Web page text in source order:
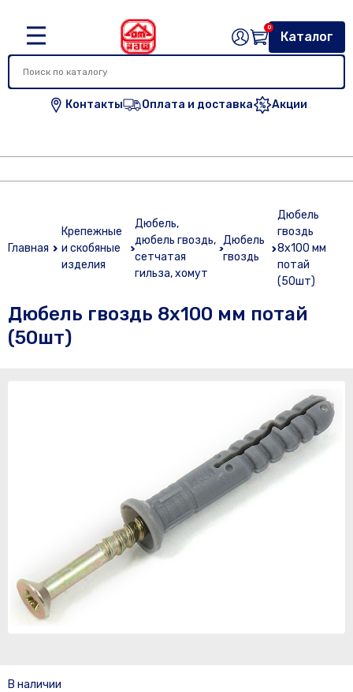
Контакты Оплата и доставка Акции
Каталог
0
Главная
Крепежные
и скобяные
изделия
Дюбель,
дюбель гвоздь,
сетчатая
гильза, хомут
Дюбель
гвоздь
Дюбель
гвоздь
8х100 мм
потай
(50шт)
Дюбель гвоздь 8х100 мм потай
(50шт)
В наличии